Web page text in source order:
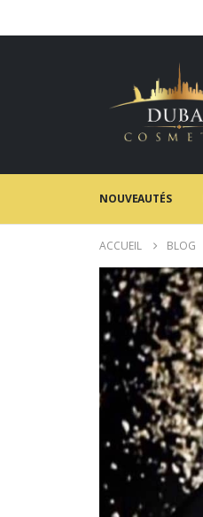
NOUVEAUTÉS
ACCUEIL BLOG